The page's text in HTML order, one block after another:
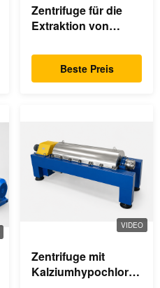
Zentrifuge für die
Extraktion von
Beste Preis
VIDEO
Zentrifuge mit
Kalziumhypochlorid-